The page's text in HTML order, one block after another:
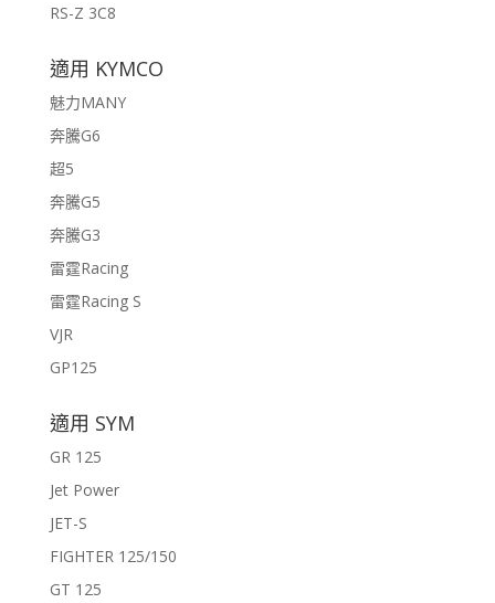
RS-Z 3C8
適用 KYMCO
魅力MANY
奔騰G6
超5
奔騰G5
奔騰G3
雷霆Racing
雷霆Racing S
VJR
GP125
適用 SYM
GR 125
Jet Power
JET-S
FIGHTER 125/150
GT 125